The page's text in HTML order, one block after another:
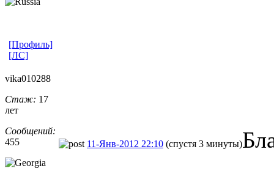
[Профиль]
[ЛС]
vika010288
Стаж: 17
лет
Сообщений:
455
11-Янв-2012 22:10 (спустя 3 минуты)